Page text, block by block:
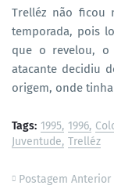
Trelléz não ficou
temporada, pois
que o revelou, o
atacante decidiu
origem, onde
Tags: 1995 1996
Juventude Trelléz
Postagem Anterior